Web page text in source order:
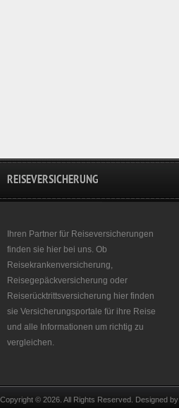
REISEVERSICHERUNG
Ihren Partner für Reiseversicherungen
finden sie hier bei uns. Ob
Reisekrankenversicherung,
Reisegepäckversicherung oder
Reiserücktrittsversicherung hier finden
sie Versicherungsportale für ihre Reise
und alle Informationen um richtig zu
vergleichen.
Copyright © 2026. All Rights Reserved. Designed by